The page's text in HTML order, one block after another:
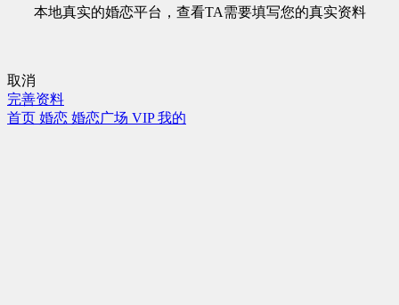
本地真实的婚恋平台，查看TA需要填写您的真实资料
取消
完善资料
首页 婚恋 婚恋广场 VIP 我的